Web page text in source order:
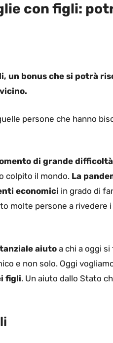
con figli:
un bonus che si potrà
persone che hanno
di grande difficoltà
colpito il mondo. La
economici in grado di
molte persone a rivedere
aiuto a chi a oggi
e non solo. Oggi
figli. Un aiuto dallo Stato